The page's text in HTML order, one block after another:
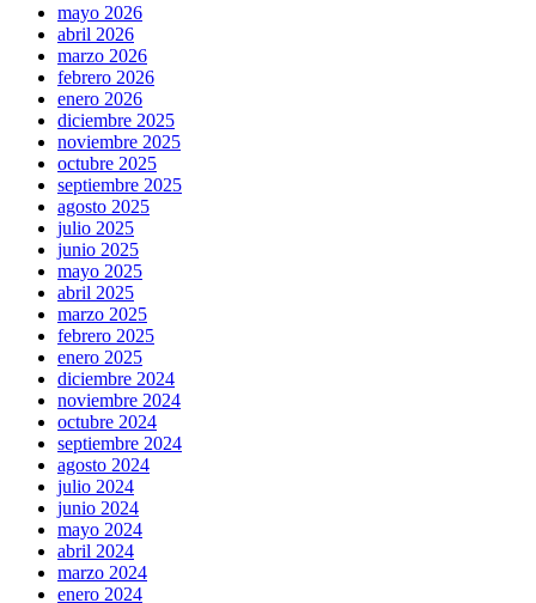
mayo 2026
abril 2026
marzo 2026
febrero 2026
enero 2026
diciembre 2025
noviembre 2025
octubre 2025
septiembre 2025
agosto 2025
julio 2025
junio 2025
mayo 2025
abril 2025
marzo 2025
febrero 2025
enero 2025
diciembre 2024
noviembre 2024
octubre 2024
septiembre 2024
agosto 2024
julio 2024
junio 2024
mayo 2024
abril 2024
marzo 2024
enero 2024